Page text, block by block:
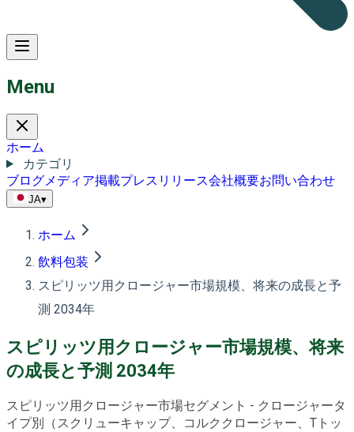
Menu
ホーム
カテゴリ
ブログメディア掲載プレスリリース会社概要お問い合わせ
JA▾
ホーム
飲料包装
スピリッツ用クロージャー市場規模、将来の成長と予
測 2034年
スピリッツ用クロージャー市場規模、将来
の成長と予測 2034年
スピリッツ用クロージャー市場セグメント - クロージャータ
イプ別（スクリューキャップ、コルククロージャー、Tトッ